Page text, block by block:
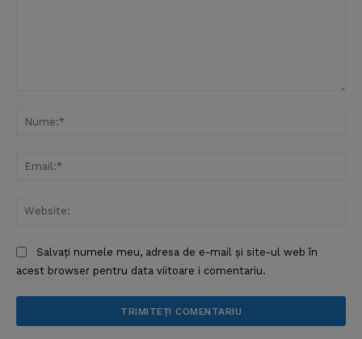
Salvați numele meu, adresa de e-mail și site-ul web în
acest browser pentru data viitoare i comentariu.